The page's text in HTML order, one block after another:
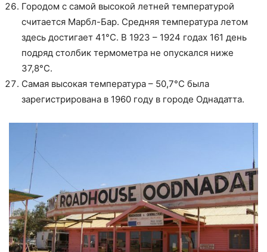
Городом с самой высокой летней температурой
считается Марбл-Бар. Средняя температура летом
здесь достигает 41°С. В 1923 – 1924 годах 161 день
подряд столбик термометра не опускался ниже
37,8°С.
Самая высокая температура – 50,7°С была
зарегистрирована в 1960 году в городе Однадатта.